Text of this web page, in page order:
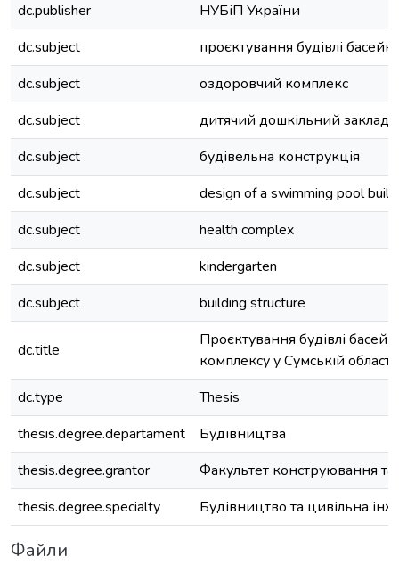
dc.publisher
НУБіП України
dc.subject
проєктування будівлі
dc.subject
оздоровчий комплекс
dc.subject
дитячий дошкільний заклад
dc.subject
будівельна конструкція
dc.subject
design of a swimming pool
dc.subject
health complex
dc.subject
kindergarten
dc.subject
building structure
dc.title
Проєктування будівлі
комплексу у Сумській області
dc.type
Thesis
thesis.degree.departament
Будівництва
thesis.degree.grantor
Факультет конструювання
thesis.degree.specialty
Будівництво та цивільна
Файли